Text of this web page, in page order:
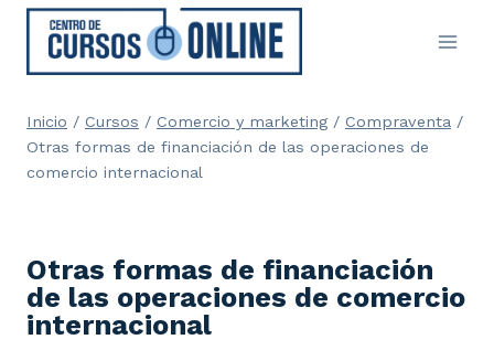
Saltar
contenido
Inicio / Cursos / Comercio y marketing / Compraventa /
Otras formas de financiación de las operaciones de
comercio internacional
Otras formas de financiación
de las operaciones de comercio
internacional